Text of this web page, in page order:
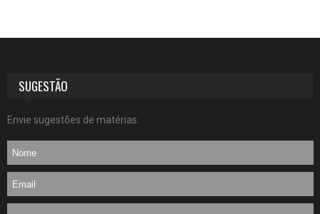
SUGESTÃO
Envie sugestões de matérias.